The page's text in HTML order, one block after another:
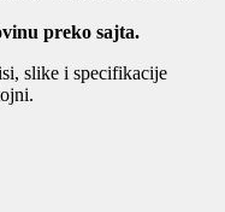
preko sajta.
slike i specifikacije